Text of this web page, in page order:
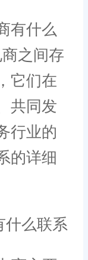
有什么
之间存
它们在
共同发
行业的
的详细